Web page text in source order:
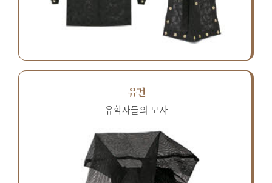
유건
유학자들의 모자